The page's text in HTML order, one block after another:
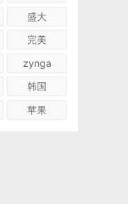
盛大
完美
zynga
韩国
苹果